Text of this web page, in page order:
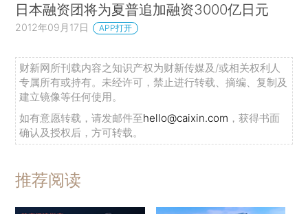
日本融资团将为夏普追加融资3000亿日元
2012年09月17日 APP打开
财新网所刊载内容之知识产权为财新传媒及/或相关权利人
专属所有或持有。未经许可，禁止进行转载、摘编、复制及
建立镜像等任何使用。
如有意愿转载，请发邮件至hello@caixin.com ，获得书面
确认及授权后，方可转载。
推荐阅读